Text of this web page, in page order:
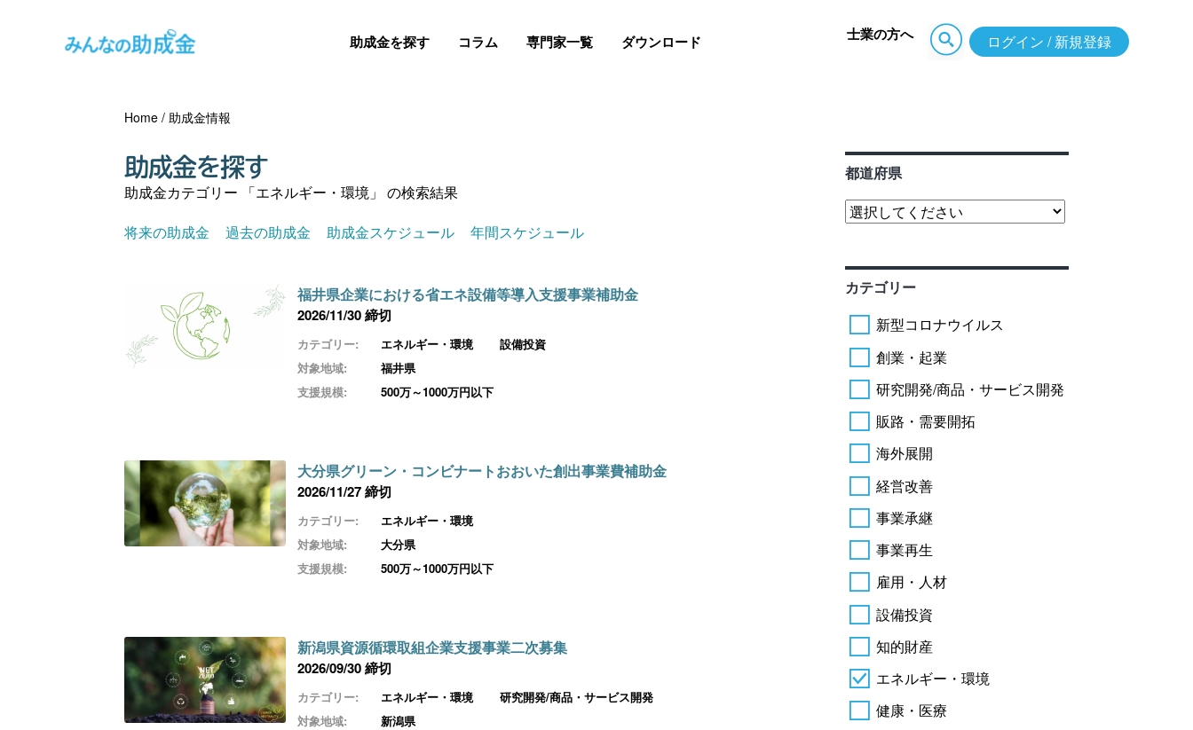
助成金を探す コラム 専門家一覧 ダウンロード 士業の方へ ログイン / 新規登録
Home /助成金情報
助成金を探す
助成金カテゴリー 「エネルギー・環境」 の検索結果
将来の助成金
過去の助成金 助成金スケジュール 年間スケジュール
福井県企業における省エネ設備等導入支援事業補助金
2026/11/30 締切
カテゴリー: エネルギー・環境
設備投資
対象地域:
福井県
支援規模:
500万～1000万円以下
大分県グリーン・コンビナートおおいた創出事業費補助金
2026/11/27 締切
カテゴリー:
エネルギー・環境
対象地域:
大分県
支援規模:
500万～1000万円以下
新潟県資源循環取組企業支援事業二次募集
2026/09/30 締切
カテゴリー: エネルギー・環境
研究開発/商品・サービス開発
対象地域:
新潟県
都道府県
カテゴリー
新型コロナウイルス
創業・起業
研究開発/商品・サービス開発
販路・需要開拓
海外展開
経営改善
事業承継
事業再生
雇用・人材
設備投資
知的財産
エネルギー・環境
健康・医療